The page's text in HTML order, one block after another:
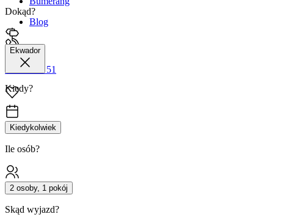
Blog
42 680 38 51
Dokąd?
Ekwador
Kiedy?
Kiedykolwiek
Ile osób?
2 osoby, 1 pokój
Skąd wyjazd?